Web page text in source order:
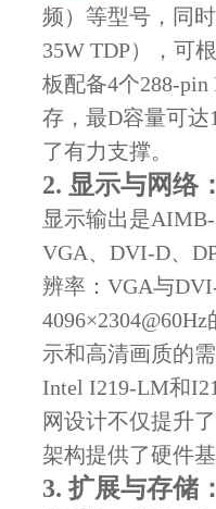
频）等型号，同
35W TDP），可
板配备4个288-
存，最D容量可
了有力支撑。
2. 显示与网络
显示输出是
VGA、DVI-D、
辨率：VGA与
示和高清画质的
Intel I219-LM和
网设计不仅提升
架构提供了硬件
3. 扩展与存储